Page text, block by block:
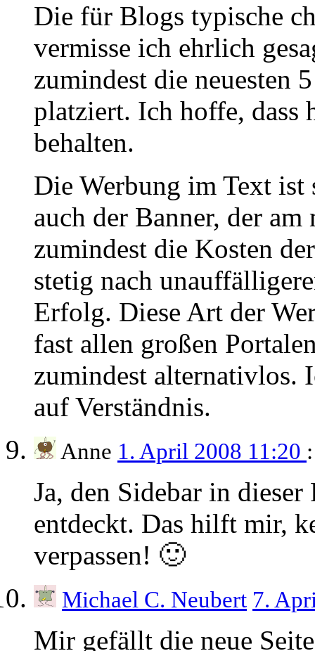
Die für Blogs typische
vermisse ich ehrlich
zumindest die neuesten
platziert. Ich hoffe,
behalten.
Die Werbung im Text ist
auch der Banner, der
zumindest die Kosten
stetig nach
Erfolg. Diese Art der
fast allen großen
zumindest alternativlos.
auf Verständnis.
Anne 1. April 2008 11:20 :
Ja, den Sidebar in
entdeckt. Das hilft mir,
verpassen! 🙂
Michael C. Neubert 7.
Mir gefällt die neue